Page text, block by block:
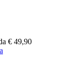
€ 49,90